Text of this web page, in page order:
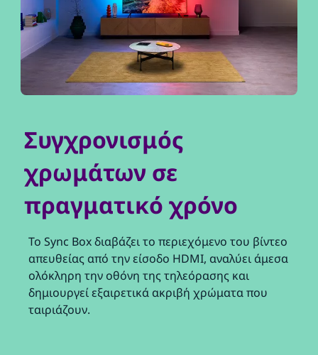
Συγχρονισμός
χρωμάτων σε
πραγματικό χρόνο
Το Sync Box διαβάζει το περιεχόμενο του βίντεο
απευθείας από την είσοδο HDMI, αναλύει άμεσα
ολόκληρη την οθόνη της τηλεόρασης και
δημιουργεί εξαιρετικά ακριβή χρώματα που
ταιριάζουν.